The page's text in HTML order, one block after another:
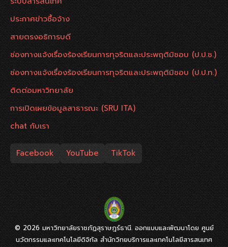
ประกาศข่าวซื้อจ้าง
สายตรงอธิการบดี
ช่องทางแจ้งเรื่องร้องเรียนการทุจริตและประพฤติมิชอบ (ป.ป.ช.)
ช่องทางแจ้งเรื่องร้องเรียนการทุจริตและประพฤติมิชอบ (ป.ป.ท.)
ติดต่อมหาวิทยาลัย
การเปิดเผยข้อมูลสาธารณะ (SRU ITA)
chat กับเรา
Facebook YouTube TikTok
© 2026 มหาวิทยาลัยราชภัฏสุราษฎร์ธานี. ออกแบบและพัฒนาโดย ศูนย์
นวัตกรรมและเทคโนโลยีดิจิทัล สำนักวิทยบริการและเทคโนโลยีสารสนเทศ